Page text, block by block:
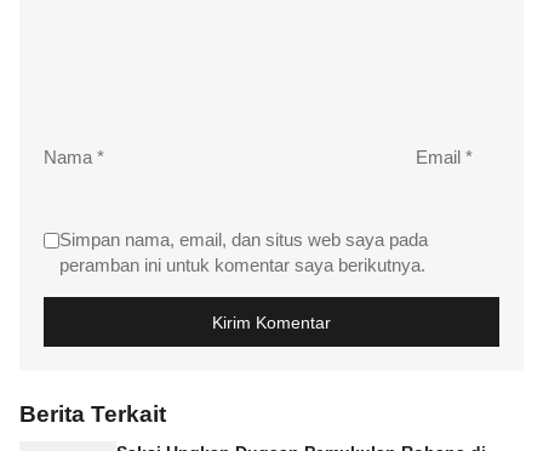
Nama * Email *
Simpan nama, email, dan situs web saya pada
peramban ini untuk komentar saya berikutnya.
Berita Terkait